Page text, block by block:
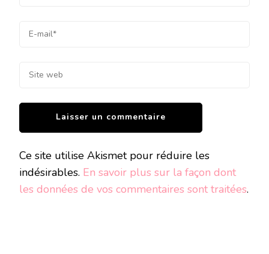
Ce site utilise Akismet pour réduire les
indésirables. En savoir plus sur la façon dont
les données de vos commentaires sont traitées.